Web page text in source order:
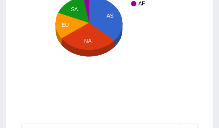
AF
AS
SA
EU
NA